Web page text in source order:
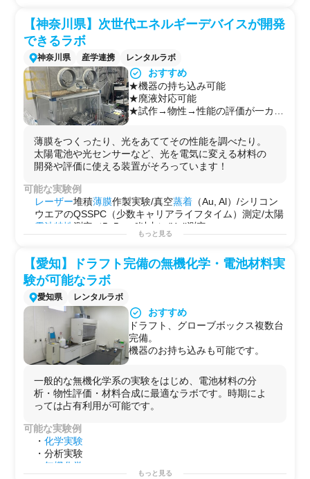
可能な実験例
・研究開発向けの有機合成・反応検討
・有機材料の
・スピン コートや蒸着 による有機
・有機合成実験
・有機薄膜デバイスの試作
・電気特性・膜厚などの物性評価
用途例
・
開発用途に
・探索研究に
・試作評価に
【神奈川県】次世代エネルギーデバイスが開発
できるラボ
神奈川県 産学連携 レンタルラボ
おすすめ
★機器の持ち込み可能
★廃液対応可能
★試作→物性→性能の評価が一カ所
薄膜をつくったり、光をあててその性能を調べたり。
太陽電池や光センサーなど、光を電気に変える材料の
開発や評価に使える装置がそろっています！
可能な実験例
レーザー堆積薄膜作製実験/真空蒸着 （Au, Al）/シリコン
ウエアのQSSPC（少数キャリアライフタイム）測定/太陽
電池 特性 測定（5×5 cm²以内）/Hall測定
新テーマの立ち上げや予備検証に最適な実験環境
自社でできない“ちょっとした試作”を後押しする場
もっと見る
【愛知】ドラフト完備の無機化学・電池材料実
験が可能なラボ
愛知県 レンタルラボ
おすすめ
ドラフト、グローブボックス複数台
完備。
機器のお持ち込みも可能です。
一般的な無機化学系の実験をはじめ、電池材料の分
析・物性評価・材料合成に最適なラボです。時期によ
っては占有利用が可能です。
可能な実験例
・化学実験
・分析実験
無機化学
もっと見る